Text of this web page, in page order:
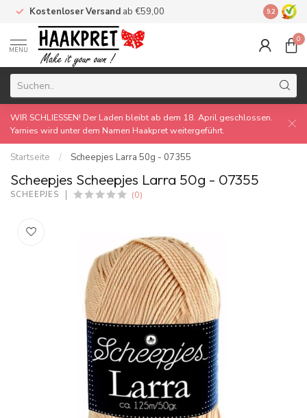
Kostenloser Versand ab €59,00 Made by
9.2
MENU
0
WIR SCHLIESSEN! Der Laden bleibt ab dem 18. April geschlossen.
Yarnies wird unter dem Namen Haakpret weitergeführt.
Startseite / Scheepjes Larra 50g - 07355
Scheepjes Scheepjes Larra 50g - 07355
SCHEEPJES (0)